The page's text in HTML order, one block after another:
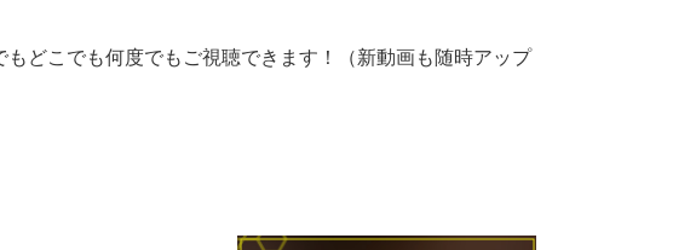
どこでも何度でもご視聴できます！（新動画も随時アップ